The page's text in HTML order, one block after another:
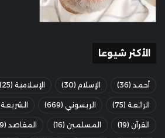
الأكثر شيوعا
أحمد (36) الإسلام (30) الإسلامية (25)
الرائعة (75) الريسوني (669) الشريعة
القرآن (19) المسلمين (16) المقاصد (29)